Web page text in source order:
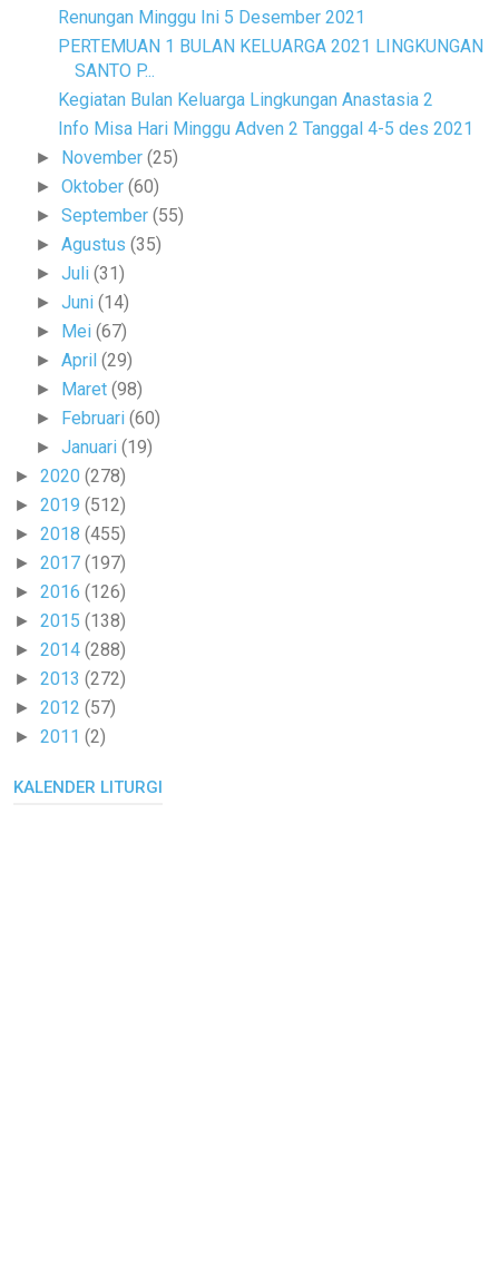
Renungan Minggu Ini 5 Desember 2021
PERTEMUAN 1 BULAN KELUARGA 2021 LINGKUNGAN
SANTO P...
Kegiatan Bulan Keluarga Lingkungan Anastasia 2
Info Misa Hari Minggu Adven 2 Tanggal 4-5 des 2021
► November(25)
►Oktober(60)
►September(55)
►Agustus(35)
►Juli(31)
►Juni(14)
► Mei(67)
►April(29)
► Maret(98)
► Februari(60)
►Januari(19)
► 2020 (278)
► 2019 (512)
► 2018 (455)
► 2017 (197)
► 2016 (126)
► 2015 (138)
► 2014 (288)
► 2013 (272)
► 2012 (57)
► 2011 (2)
KALENDER LITURGI